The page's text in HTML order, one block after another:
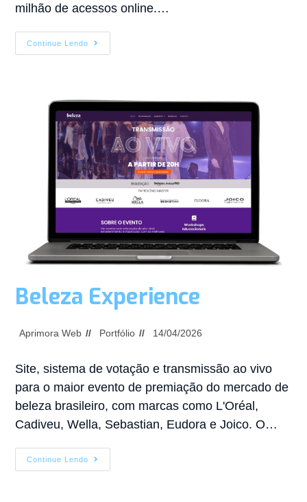
milhão de acessos online.…
Continue Lendo
Beleza Experience
Aprimora Web Portfólio 14/04/2026
Site, sistema de votação e transmissão ao vivo
para o maior evento de premiação do mercado de
beleza brasileiro, com marcas como L'Oréal,
Cadiveu, Wella, Sebastian, Eudora e Joico. O…
Continue Lendo